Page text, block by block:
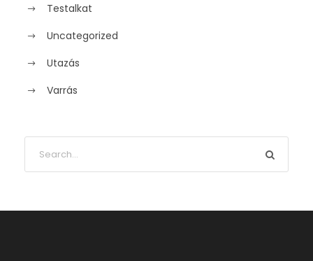
Testalkat
Uncategorized
Utazás
Varrás